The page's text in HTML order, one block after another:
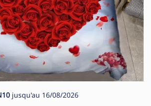
jusqu'au 16/08/2026